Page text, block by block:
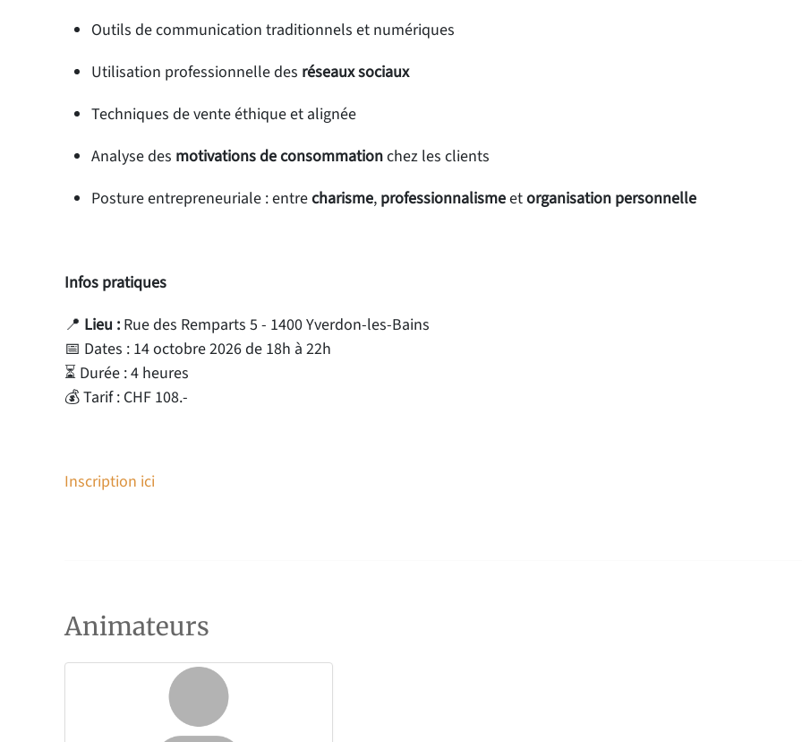
Outils de communication traditionnels et numériques
Utilisation professionnelle des réseaux sociaux
Techniques de vente éthique et alignée
Analyse des motivations de consommationchez les clients
Posture entrepreneuriale : entrecharisme, professionnalismeetorganisation personnelle
Infos pratiques
📍 Lieu : Rue des Remparts 5 - 1400 Yverdon-les-Bains
📅 Dates : 14 octobre 2026 de 18h à 22h
⏳ Durée : 4 heures
💰 Tarif : CHF 108.-
Inscription ici
Animateurs